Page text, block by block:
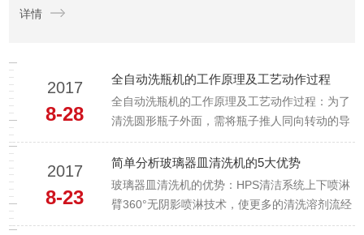
泛认可与信赖。青岛永合创信电子科技有限公司(股权代码：8...
详情
2017
8-28
全自动洗瓶机的工作原理及工艺动作过程
全自动洗瓶机的工作原理及工艺动作过程：为了
清洗圆形瓶子外面，需将瓶子推人同向转动的导
辊上，导辊带动瓶子旋转，推动瓶子沿导辊前
进，转动的刷子就将瓶子洗净。它的主要动作：
将到位的瓶子沿着导辊推动，瓶子推动过程利用
导辊转动将瓶子旋转以及将刷子转动。全自动洗
2017
8-23
简单分析玻璃器皿清洗机的5大优势
玻璃器皿清洗机的优势：HPS清洁系统上下喷淋
臂360°无阴影喷淋技术，使更多的清洗溶剂流经
清洗物件的表面，并有更强的冲洗作用力，获得